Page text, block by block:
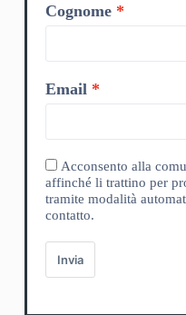
Cognome
Email
Acconsento alla
affinché li trattino per
tramite modalità
contatto.
Invia